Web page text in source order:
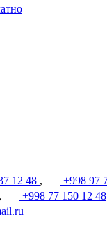
12 48 , +998 97
,
+998 77 150 12 48